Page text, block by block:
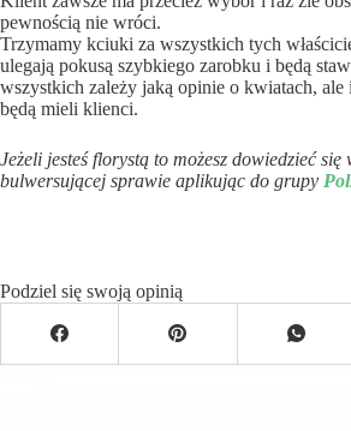
pewnością nie wróci.
Trzymamy kciuki za wszystkich tych
ulegają pokusą szybkiego zarobku i będą
wszystkich zależy jaką opinie o kwiatach, ale
będą mieli klienci.
Jeżeli jesteś florystą to możesz dowiedzieć się
bulwersującej sprawie aplikując do grupy
Podziel się swoją opinią